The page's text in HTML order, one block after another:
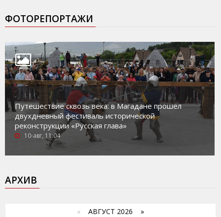
ФОТОРЕПОРТАЖИ
Путешествие сквозь века: в Магадане прошел
двухдневный фестиваль исторической
реконструкции «Русская глава»
10-авг, 11:04
АРХИВ
« АВГУСТ 2026 »